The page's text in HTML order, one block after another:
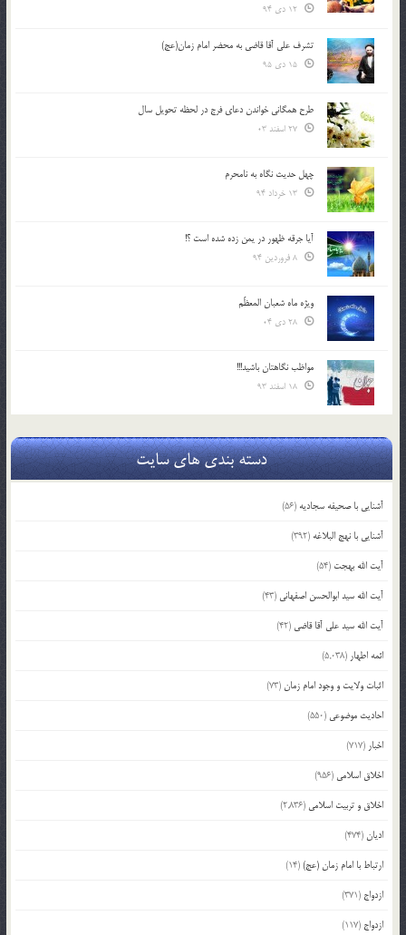
تشرف علي آقا قاضي به محضر امام زمان(عج)
طرح همگانی خواندن دعای فرج در لحظه تحویل سال
چهل حدیث نگاه به نامحرم
آیا جرقه ظهور در یمن زده شده است ؟!
ویژه ماه شعبان المعظّم
مواظب نگاهتان باشید!!!
دسته بندی های سایت
آشنایی با صحیفه سجادیه (56)
آشنایی با نهج البلاغه (392)
آیت الله بهجت (54)
آیت الله سید ابوالحسن اصفهانی (43)
آیت الله سید علی آقا قاضی (42)
ائمه اطهار (5,038)
اثبات ولایت و وجود امام زمان(73)
احادیث موضوعی (550)
اخبار (717)
اخلاق اسلامی (956)
اخلاق و تربیت اسلامی (2,836)
ادیان(474)
ارتباط با امام زمان (عج)(14)
ازدواج (371)
ازدواج (117)